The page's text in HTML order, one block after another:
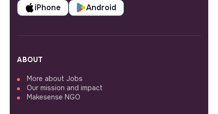
iPhone Android
ABOUT
More about Jobs
Our mission and impact
Makesense NGO